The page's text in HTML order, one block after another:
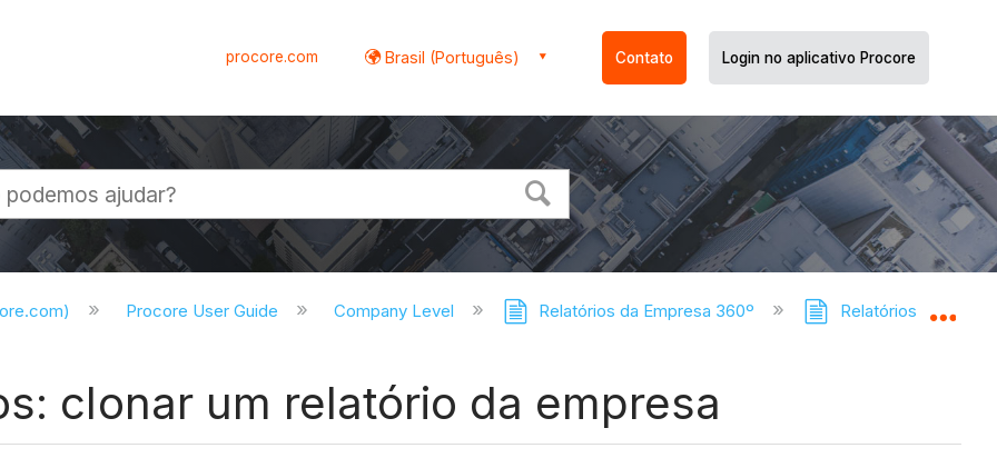
procore.com Brasil (Português) Contato Login no aplicativo Procore
Procore User Guide Company Level Relatórios da Empresa 360º Relatórios do
clonar um relatório da empresa